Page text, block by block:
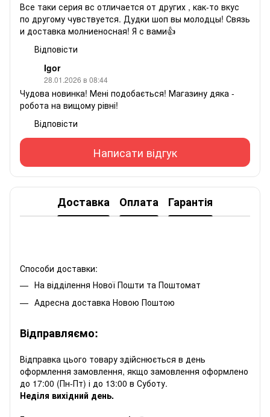
Все таки серия вс отличается от других , как-то вкус
по другому чувствуется. Дудки шоп вы молодцы! Связь
и доставка молниеносная! Я с вами👍
Відповісти
Igor
28.01.2026 в 08:44
Чудова новинка! Мені подобається! Магазину дяка -
робота на вищому рівні!
Відповісти
Написати відгук
Доставка Оплата Гарантія
Способи доставки:
На відділення Нової Пошти та Поштомат
Адресна доставка Новою Поштою
Відправляємо:
Відправка цього товару здійснюється в день
оформлення замовлення, якщо замовлення оформлено
до 17:00 (Пн-Пт) і до 13:00 в Суботу.
Неділя вихідний день.